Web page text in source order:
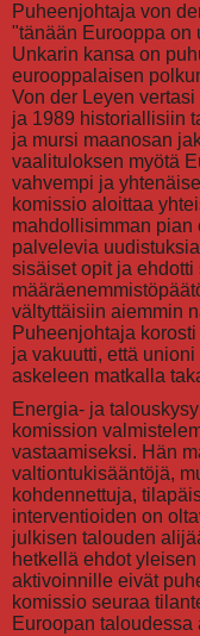
Puheenjohtaja von
"tänään Eurooppa on
Unkarin kansa on
eurooppalaisen
Von der Leyen
ja 1989 historiallisiin
ja mursi maanosan
vaalituloksen myötä
vahvempi ja
komissio aloittaa
mahdollisimman pian
palvelevia
sisäiset opit ja ehdotti
vältyttäisiin aiemmin
Puheenjohtaja
ja vakuutti, että
askeleen matkalla
Energia- ja
komission
vastaamiseksi. Hän
valtiontukisääntöjä,
kohdennettuja,
interventioiden on
julkisen talouden
hetkellä ehdot
aktivoinnille eivät
komissio seuraa
Euroopan taloudessa